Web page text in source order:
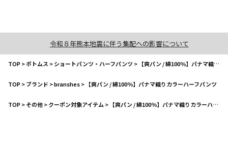
令和８年熊本地震に伴う集配への影響について
TOP>ボトムス >ショートパンツ・ハーフパンツ > 【爽パン / 綿100％】パナマ織りカラーハーフパンツ
TOP>ブランド >branshes> 【爽パン / 綿100％】パナマ織りカラーハーフパンツ
TOP>その他>クーポン対象アイテム > 【爽パン / 綿100％】パナマ織りカラーハーフパンツ